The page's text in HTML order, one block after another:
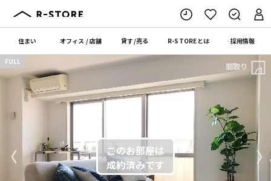
住まい オフィス /店舗 貸す/売る R-STOREとは 採用情報
〈 〉
FULL 間取り